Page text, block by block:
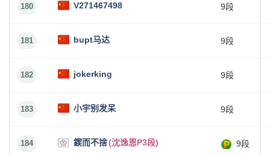
180 V271467498 9段
181 bupt马达 9段
182 jokerking 9段
183 小宇别发呆 9段
184 鍥而不捨(沈逸恩P3段) 9段